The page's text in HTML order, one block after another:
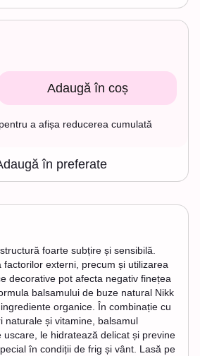
Adaugă în coș
pentru a afișa reducerea cumulată
în preferate
foarte subțire și sensibilă.
factorilor externi, precum și utilizarea
decorative pot afecta negativ finețea
balsamului de buze natural Nikk
organice. În combinație cu
naturale și vitamine, balsamul
uscare, le hidratează delicat și previne
în condiții de frig și vânt. Lasă pe